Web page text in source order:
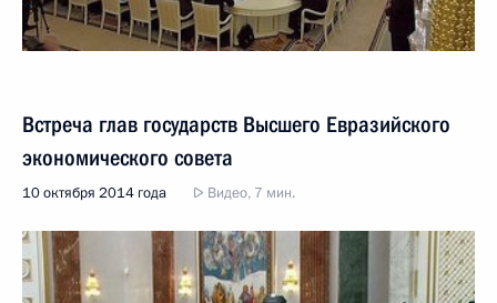
Встреча глав государств Высшего Евразийского
экономического совета
10 октября 2014 года Видео, 7 мин.